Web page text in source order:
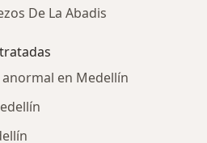
De La Abadis
en Medellín